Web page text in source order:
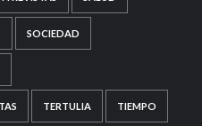
SOCIEDAD
TERTULIA TIEMPO